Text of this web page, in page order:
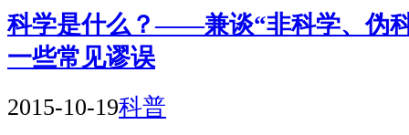
科学是什么？——兼谈“非科学、伪
一些常见谬误
2015-10-19科普